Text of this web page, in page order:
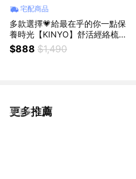
宅配商品
多款選擇💗給最在乎的你一點保
養時光【KINYO】舒活經絡梳刮
痧儀 (AMR) 送禮 禮物 刮痧 舒緩
按摩 按摩儀 刮痧儀 日常
$888 $1,490
更多推薦
看更多